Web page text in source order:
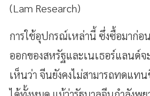
(Lam Research)
การใช้อุปกรณ์เหล่านี้ ซึ่งซื้อมาก่อ
ออกของสหรัฐและเนเธอร์แลนด์
เห็นว่า จีนยังคงไม่สามารถทดแท